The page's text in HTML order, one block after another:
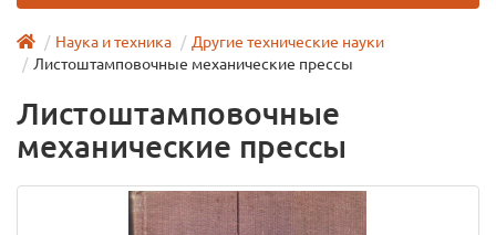
Наука и техника
Другие технические науки
Листоштамповочные механические прессы
Листоштамповочные
механические прессы